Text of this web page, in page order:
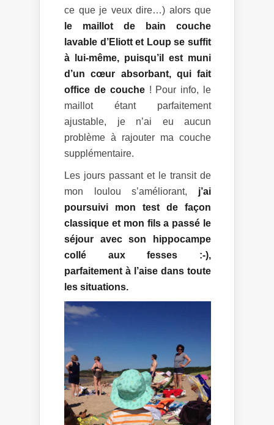
ce que je veux dire…) alors que
le maillot de bain couche
lavable d’Eliott et Loup se suffit
à lui-même, puisqu’il est muni
d’un cœur absorbant, qui fait
office de couche! Pour info, le
maillot étant parfaitement
ajustable, je n’ai eu aucun
problème à rajouter ma couche
supplémentaire.
Les jours passant et le transit de
mon loulou s’améliorant, j’ai
poursuivi mon test de façon
classique et mon fils a passé le
séjour avec son hippocampe
collé aux fesses :-),
parfaitement à l’aise dans toute
les situations.